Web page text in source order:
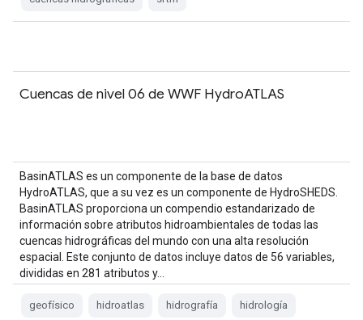
Cuencas de nivel 06 de WWF HydroATLAS
BasinATLAS es un componente de la base de datos
HydroATLAS, que a su vez es un componente de HydroSHEDS.
BasinATLAS proporciona un compendio estandarizado de
información sobre atributos hidroambientales de todas las
cuencas hidrográficas del mundo con una alta resolución
espacial. Este conjunto de datos incluye datos de 56 variables,
divididas en 281 atributos y…
geofísico hidroatlas hidrografía hidrología